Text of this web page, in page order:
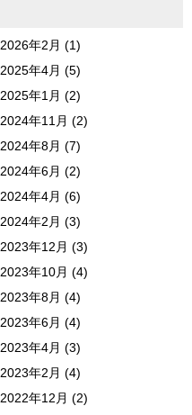
2026年2月 (1)
2025年4月 (5)
2025年1月 (2)
2024年11月 (2)
2024年8月 (7)
2024年6月 (2)
2024年4月 (6)
2024年2月 (3)
2023年12月 (3)
2023年10月 (4)
2023年8月 (4)
2023年6月 (4)
2023年4月 (3)
2023年2月 (4)
2022年12月 (2)